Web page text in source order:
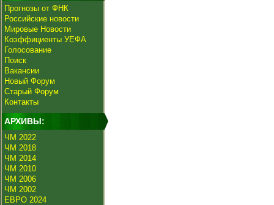
Прогнозы от ФНК
Российские новости
Мировые Новости
Коэффициенты УЕФА
Голосование
Поиск
Вакансии
Новый Форум
Старый Форум
Контакты
АРХИВЫ:
ЧМ 2022
ЧМ 2018
ЧМ 2014
ЧМ 2010
ЧМ 2006
ЧМ 2002
ЕВРО 2024